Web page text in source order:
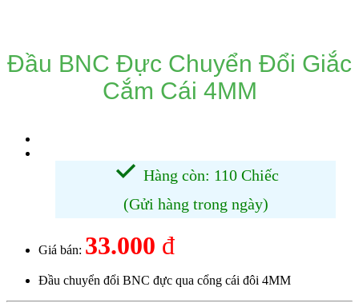
Đầu BNC Đực Chuyển Đổi Giắc
Cắm Cái 4MM
Hàng còn: 110 Chiếc
(Gửi hàng trong ngày)
Giá bán: 33.000 đ
Đầu chuyển đổi BNC đực qua cổng cái đôi 4MM